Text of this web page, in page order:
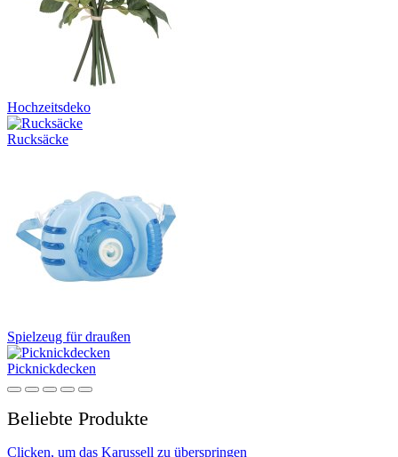
Hochzeitsdeko
Rucksäcke
Spielzeug für draußen
Picknickdecken
Beliebte Produkte
Clicken, um das Karussell zu überspringen